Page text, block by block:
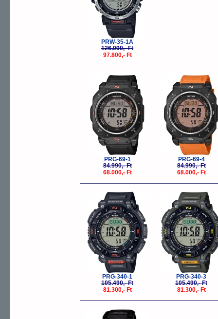
PRW-35-1A
126.990,- Ft
97.800,- Ft
-20%
PRG-69-1
84.990,- Ft
68.000,- Ft
-
PRG-69-4
84.990,- Ft
68.000,- Ft
PRG-340-1
105.490,- Ft
81.300,- Ft
PRG-340-3
105.490,- Ft
81.300,- Ft
-20%